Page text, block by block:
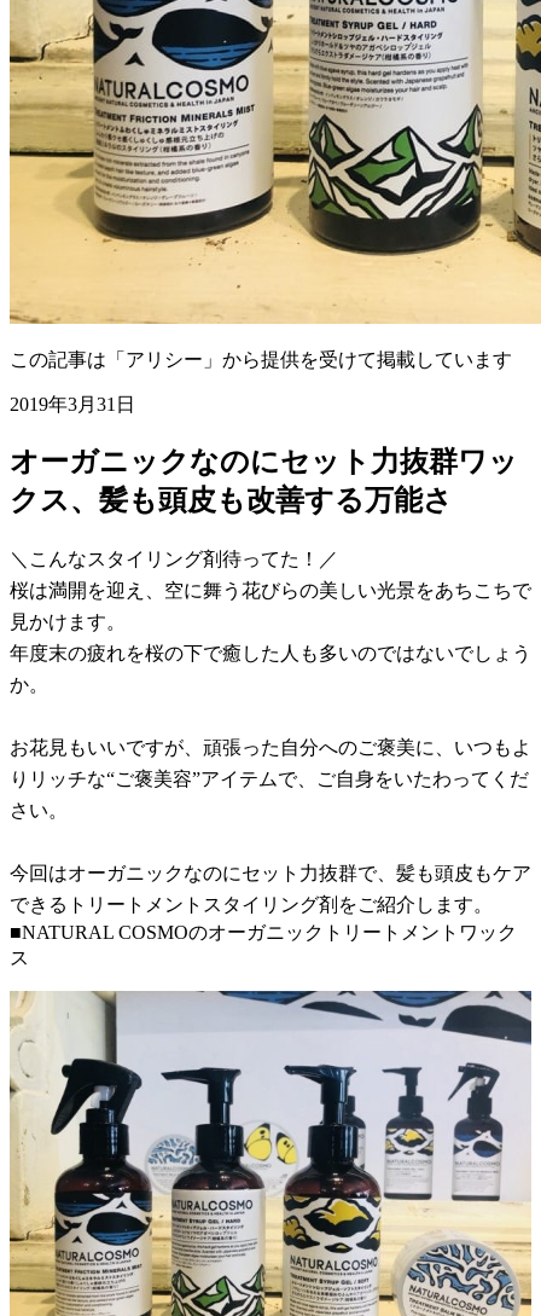
この記事は「アリシー」から提供を受けて掲載しています
2019年3月31日
オーガニックなのにセット力抜群ワッ
クス、髪も頭皮も改善する万能さ
＼こんなスタイリング剤待ってた！／
桜は満開を迎え、空に舞う花びらの美しい光景をあちこちで
見かけます。
年度末の疲れを桜の下で癒した人も多いのではないでしょう
か。
お花見もいいですが、頑張った自分へのご褒美に、いつもよ
りリッチな“ご褒美容”アイテムで、ご自身をいたわってくだ
さい。
今回はオーガニックなのにセット力抜群で、髪も頭皮もケア
できるトリートメントスタイリング剤をご紹介します。
■NATURAL COSMOのオーガニックトリートメントワック
ス